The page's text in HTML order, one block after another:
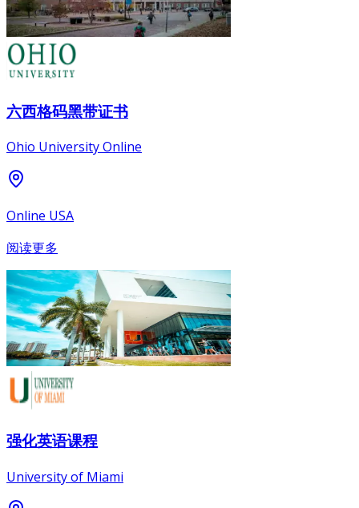
六西格码黑带证书
Ohio University Online
Online USA
阅读更多
强化英语课程
University of Miami